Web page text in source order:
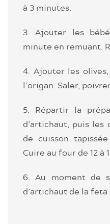
à 3 minutes.
3. Ajouter les
minute en remuant.
4. Ajouter les
l’origan. Saler,
5. Répartir la
d’artichaut, puis les
de cuisson
Cuire au four de 12 à
6. Au moment de
d’artichaut de la